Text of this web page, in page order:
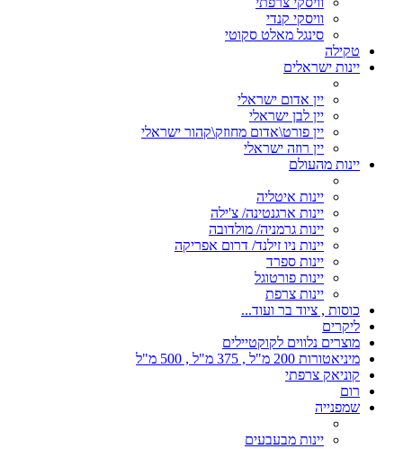
וויסקי קנדי
סינגל מאלט סקוטי
טקילה
יינות ישראלים
יין אדום ישראלי
יין לבן ישראלי
יין פורט\אדום מחוזק\קהור ישראלי
יין רוזה ישראלי
יינות מהעולם
יינות איטליה
יינות ארגנטינה/ צ'ילה
יינות גרמניה/ מולדובה
יינות ניו זילנד/ דרום אפריקה
יינות ספרד
יינות פורטוגל
יינות צרפת
כוסות , ציוד בר ועוד...
ליקרים
מוצרים נלווים לקוקטיילים
מיניאטורות 200 מ"ל , 375 מ"ל , 500 מ"ל
קוניאק צרפתי
רום
שמפנייה
יינות מבעבעים